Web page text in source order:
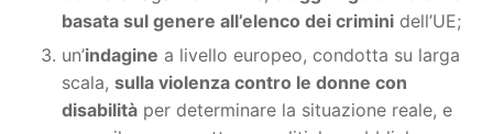
basata sul genere all’elenco dei crimini dell’UE;
un’indagine a livello europeo, condotta su larga
scala, sulla violenza contro le donne con
disabilità per determinare la situazione reale, e